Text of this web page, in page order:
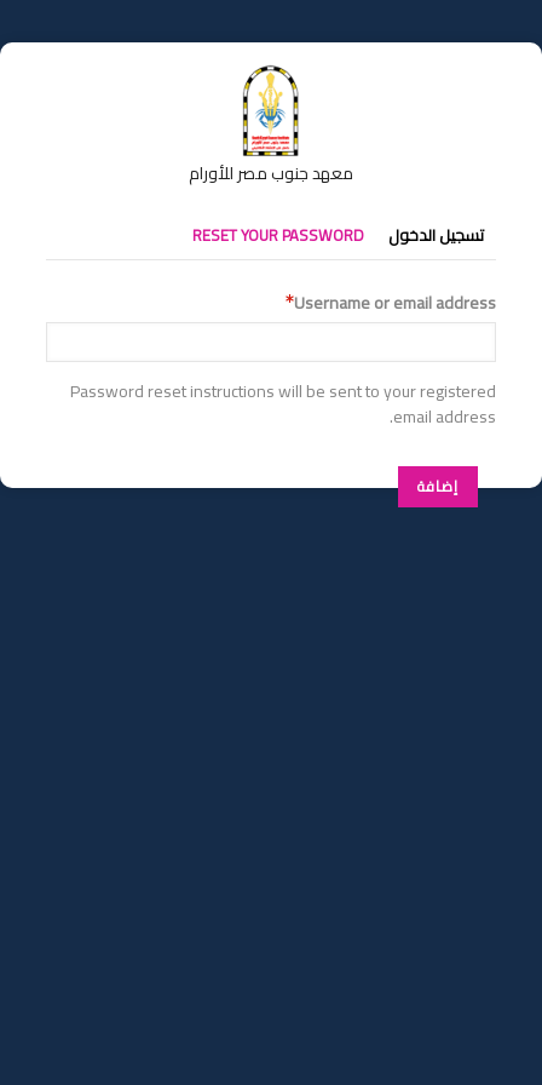
إلى
المحتوى
معهد جنوب مصر للأورام
التبويبات
الأساسية
تسجيل الدخول RESET YOUR PASSWORD
Username or email address
Password reset instructions will be sent to your registered
email address.